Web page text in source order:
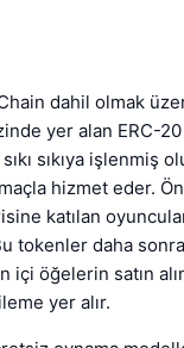
dahil olmak
yer alan ERC-
sıkıya işlenmiş
hizmet eder.
katılan
tokenler daha
içi öğelerin satın
yer alır.